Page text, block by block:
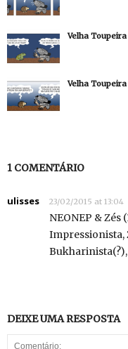
Velha
Velha Toupeira
1 COMENTÁRIO
ulisses 23/02/2015 at 13:04
NEONEP & Zés
Impressionista,
DEIXE UMA RESPOSTA